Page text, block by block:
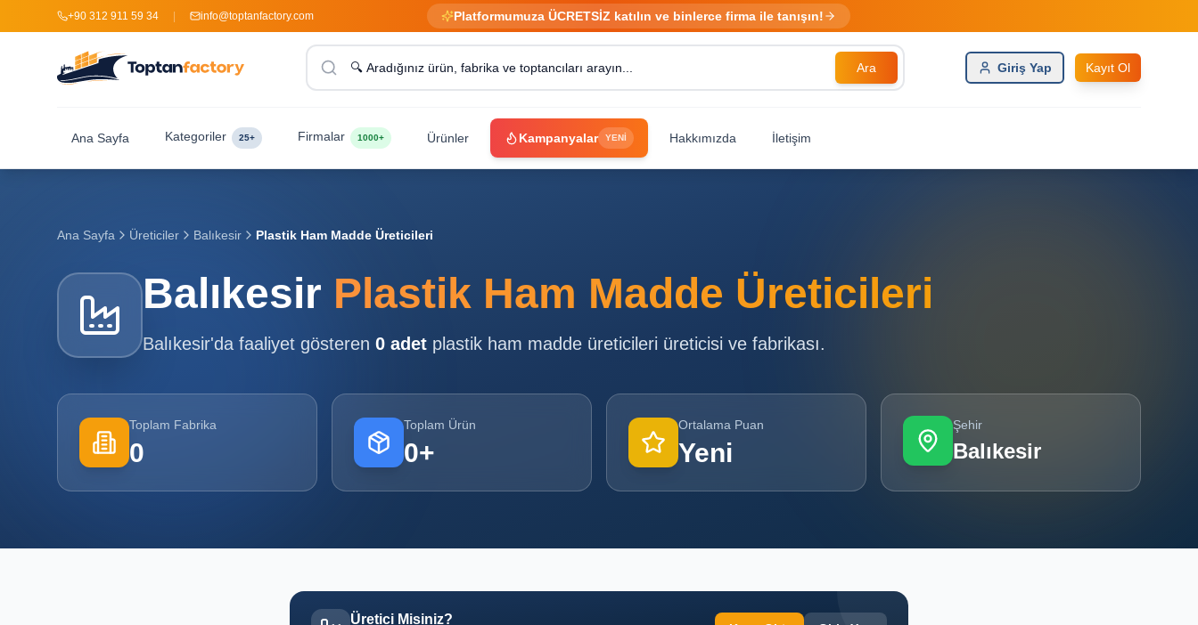
+90 312 911 59 34 info@toptanfactory.com Platformumuza ÜCRETSİZ katılın ve binlerce firma ile tanışın!
Ara Giriş Yap Kayıt Ol
Ana Sayfa Kategoriler 25+ Firmalar 1000+ Ürünler Kampanyalar YENİ Hakkımızda İletişim
Ana Sayfa Üreticiler Balıkesir Plastik Ham Madde Üreticileri
Balıkesir Plastik Ham Madde Üreticileri
Balıkesir'da faaliyet gösteren 0 adet plastik ham madde üreticileri üreticisi ve fabrikası.
Toplam Fabrika
0
Toplam Ürün
0+
Ortalama Puan
Yeni
Şehir
Balıkesir
Üretici Misiniz?